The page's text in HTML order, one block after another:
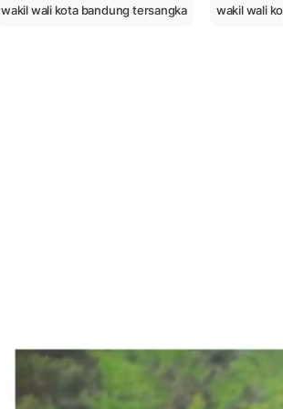
wakil wali kota bandung tersangka wakil wali